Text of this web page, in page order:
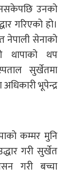
नसकेपछि उनको
गरिएको हो।
नेपाली सेनाको
थापाको थप
सुर्खेतमा
भूपेन्द्र
कम्मर मुनि
गरी सुर्खेत
गरी बच्चा